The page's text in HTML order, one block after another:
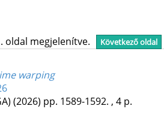
oldal megjelenítve. Következő oldal
warping
(2026) pp. 1589-1592. , 4 p.